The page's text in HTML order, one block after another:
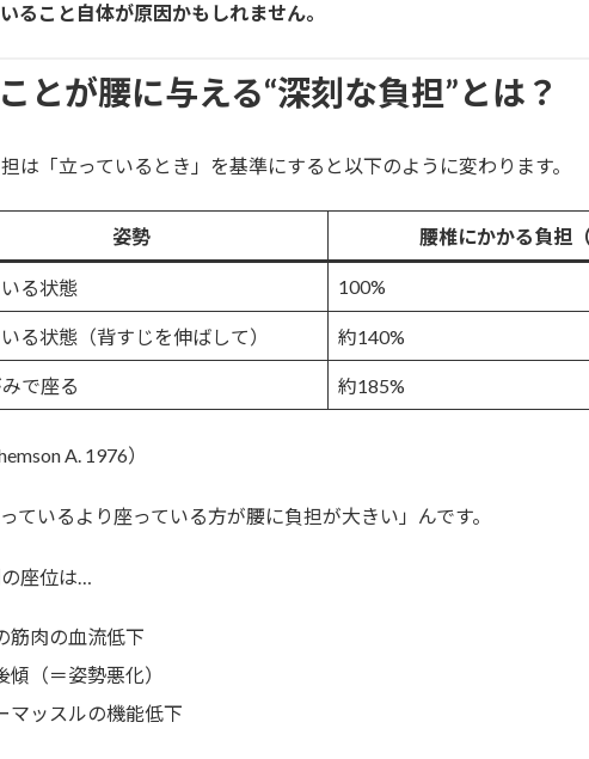
ること自体が原因かもしれません。
とが腰に与える“深刻な負担”とは？
は「立っているとき」を基準にすると以下のように変わります。
姿勢 腰椎にかかる負担（
る状態 100%
る状態（背すじを伸ばして） 約140%
で座る 約185%
A. 1976）
ているより座っている方が腰に負担が大きい」んです。
座位は…
筋肉の血流低下
傾（＝姿勢悪化）
マッスルの機能低下